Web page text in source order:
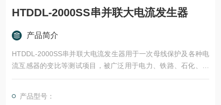
HTDDL-2000SS串并联大电流发生器
产品简介
HTDDL-2000SS串并联大电流发生器用于一次母线保护及各种电
流互感器的变比等测试项目，被广泛用于电力、铁路、石化、冶
金和矿山等企业的科研、生产和电气试验现场。
产品型号：